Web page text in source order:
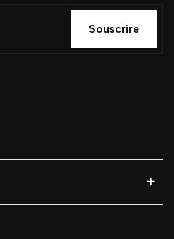
Souscrire